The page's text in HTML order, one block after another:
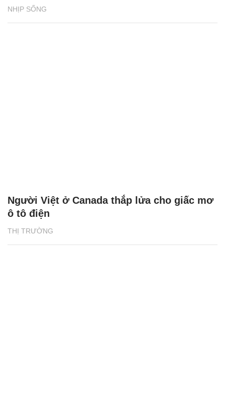
NHỊP SỐNG
THỊ TRƯỜNG
Người Việt ở Canada thắp lửa cho giấc mơ
ô tô điện